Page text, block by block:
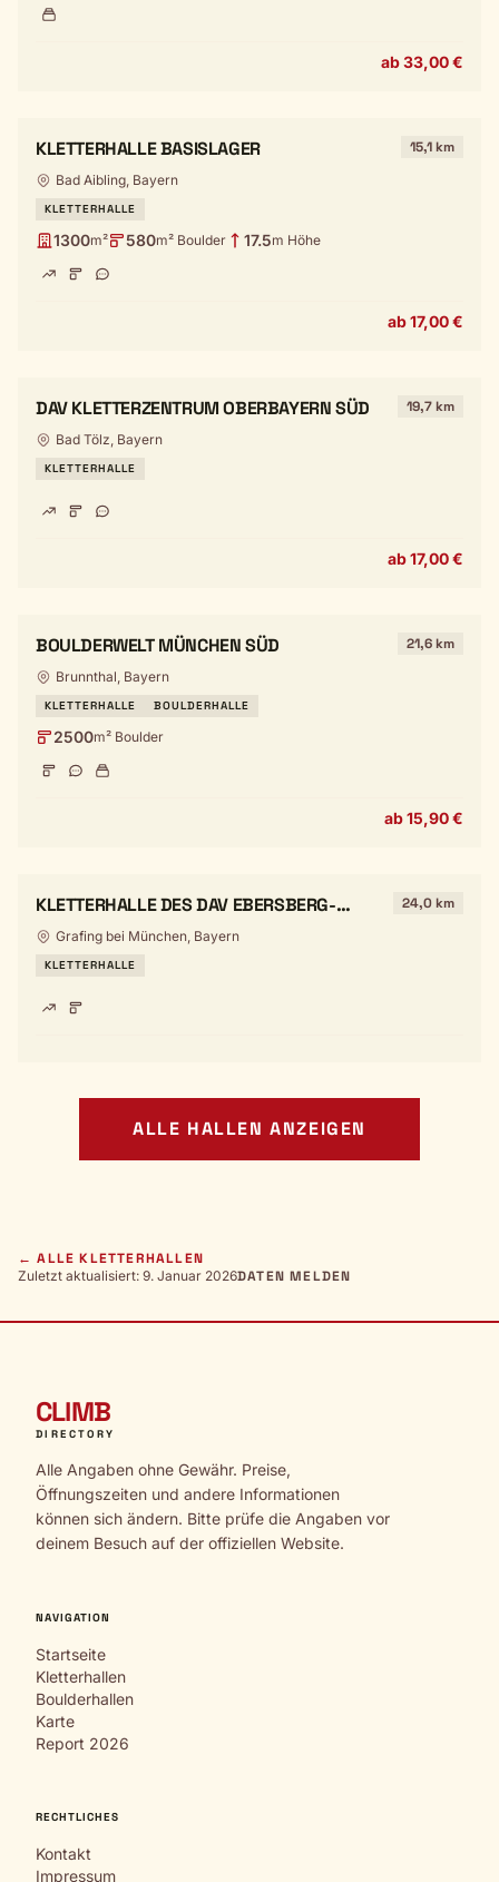
ab 33,00 €
KLETTERHALLE BASISLAGER 15,1 km
Bad Aibling, Bayern
KLETTERHALLE
1300m² 580m² Boulder 17.5m Höhe
ab 17,00 €
DAV KLETTERZENTRUM OBERBAYERN SÜD 19,7 km
Bad Tölz, Bayern
KLETTERHALLE
ab 17,00 €
BOULDERWELT MÜNCHEN SÜD 21,6 km
Brunnthal, Bayern
KLETTERHALLE BOULDERHALLE
2500m² Boulder
ab 15,90 €
KLETTERHALLE DES DAV EBERSBERG-
GRAFING
24,0 km
Grafing bei München, Bayern
KLETTERHALLE
ALLE HALLEN ANZEIGEN
← ALLE KLETTERHALLEN
Zuletzt aktualisiert: 9. Januar 2026DATEN MELDEN
CLIMB
DIRECTORY
Alle Angaben ohne Gewähr. Preise,
Öffnungszeiten und andere Informationen
können sich ändern. Bitte prüfe die Angaben vor
deinem Besuch auf der offiziellen Website.
NAVIGATION
Startseite
Kletterhallen
Boulderhallen
Karte
Report 2026
RECHTLICHES
Kontakt
Impressum